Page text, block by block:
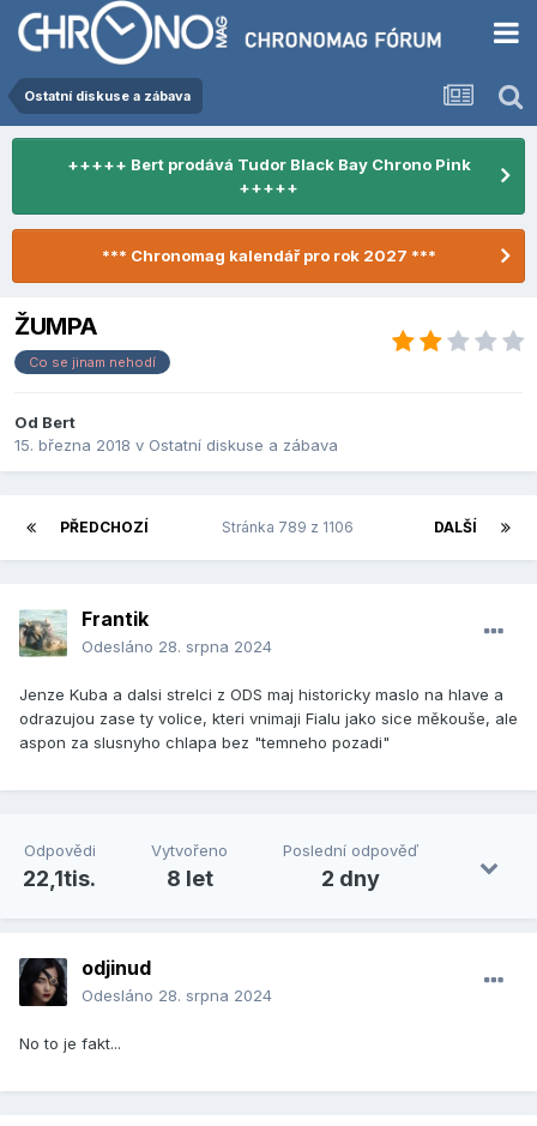
Ostatní diskuse a zábava
+++++ Bert prodává Tudor Black Bay Chrono Pink
+++++
*** Chronomag kalendář pro rok 2027 ***
ŽUMPA
Co se jinam nehodí
Od Bert
15. března 2018 v Ostatní diskuse a zábava
PŘEDCHOZÍ DALŠÍ
Stránka 789 z 1106
Frantik
Odesláno 28. srpna 2024
Jenze Kuba a dalsi strelci z ODS maj historicky maslo na hlave a
odrazujou zase ty volice, kteri vnimaji Fialu jako sice měkouše, ale
aspon za slusnyho chlapa bez "temneho pozadi"
Odpovědi
22,1tis.
Vytvořeno
8 let
Poslední odpověď
2 dny
odjinud
Odesláno 28. srpna 2024
No to je fakt...